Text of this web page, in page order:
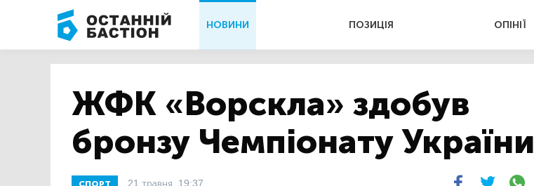
НОВИНИ ПОЗИЦІЯ ОПІНІЇ
ЖФК «Ворскла» здобув
бронзу Чемпіонату України
СПОРТ 21 травня, 19:37